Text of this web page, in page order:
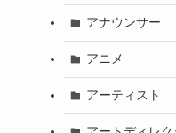
アナウンサー
アニメ
アーティスト